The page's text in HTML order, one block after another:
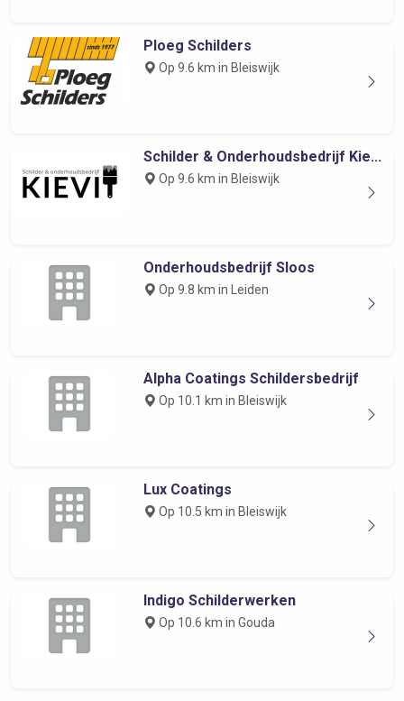
Ploeg Schilders
Op 9.6 km in Bleiswijk
Schilder & Onderhoudsbedrijf Kie...
Op 9.6 km in Bleiswijk
Onderhoudsbedrijf Sloos
Op 9.8 km in Leiden
Alpha Coatings Schildersbedrijf
Op 10.1 km in Bleiswijk
Lux Coatings
Op 10.5 km in Bleiswijk
Indigo Schilderwerken
Op 10.6 km in Gouda